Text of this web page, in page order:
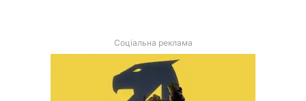
Соціальна реклама